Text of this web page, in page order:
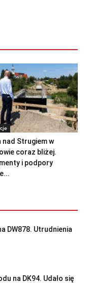
nad Strugiem w
coraz bliżej.
i podpory
DW878. Utrudnienia
na DK94. Udało się